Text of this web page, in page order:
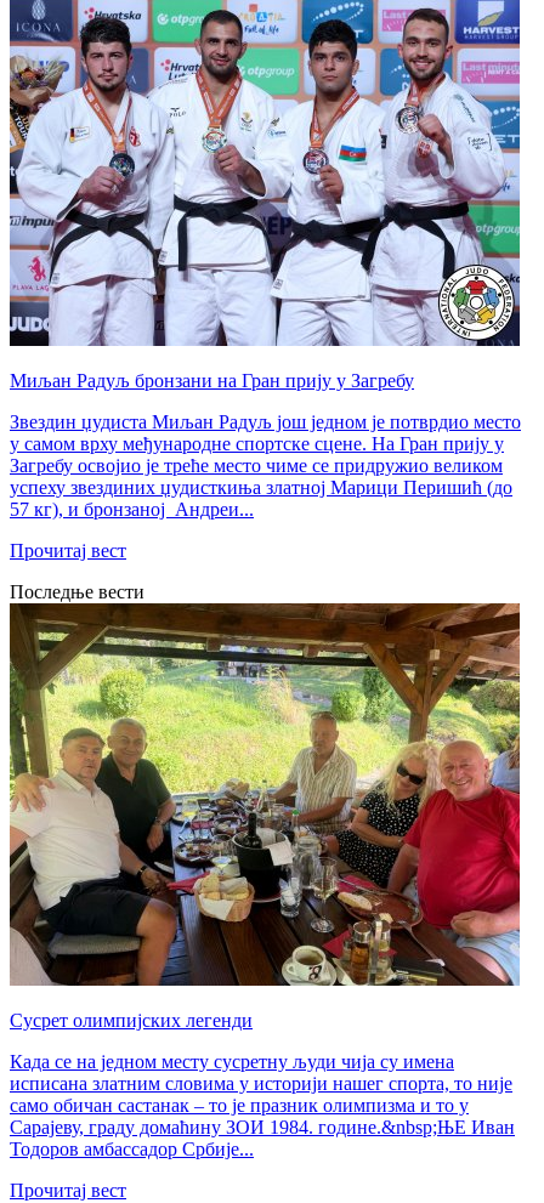
Миљан Радуљ бронзани на Гран прију у Загребу
Звездин џудиста Миљан Радуљ још једном је потврдио место
у самом врху међународне спортске сцене. На Гран прију у
Загребу освојио је треће место чиме се придружио великом
успеху звездиних џудисткиња златној Марици Перишић (до
57 кг), и бронзаној Андреи...
Прочитај вест
Последње вести
Сусрет олимпијских легенди
Када се на једном месту сусретну људи чија су имена
исписана златним словима у историји нашег спорта, то није
само обичан састанак – то је празник олимпизма и то у
Сарајеву, граду домаћину ЗОИ 1984. године.&nbsp;ЊЕ Иван
Тодоров амбассадор Србије...
Прочитај вест